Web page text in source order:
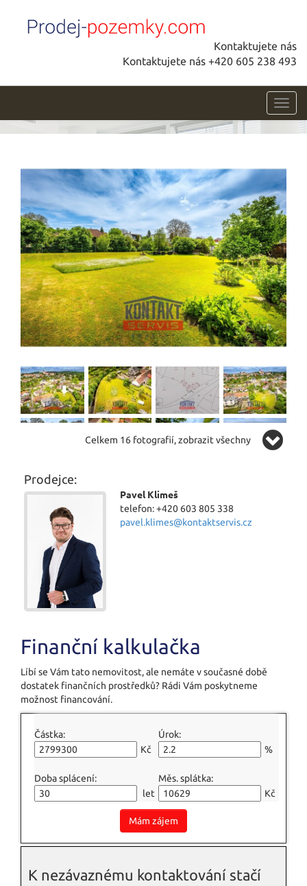
Kontaktujete nás
Kontaktujete nás +420 605 238 493
Celkem 16 fotografií, zobrazit všechny
Prodejce:
Pavel Klimeš
telefon: +420 603 805 338
pavel.klimes@kontaktservis.cz
Finanční kalkulačka
Líbí se Vám tato nemovitost, ale nemáte v současné době
dostatek finančních prostředků? Rádi Vám poskytneme
možnost financování.
Částka:
Kč
Úrok:
%
Doba splácení:
let
Měs. splátka:
Kč
Mám zájem
K nezávaznému kontaktování stačí